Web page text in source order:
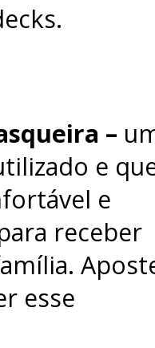
–
e
e
receber
esse